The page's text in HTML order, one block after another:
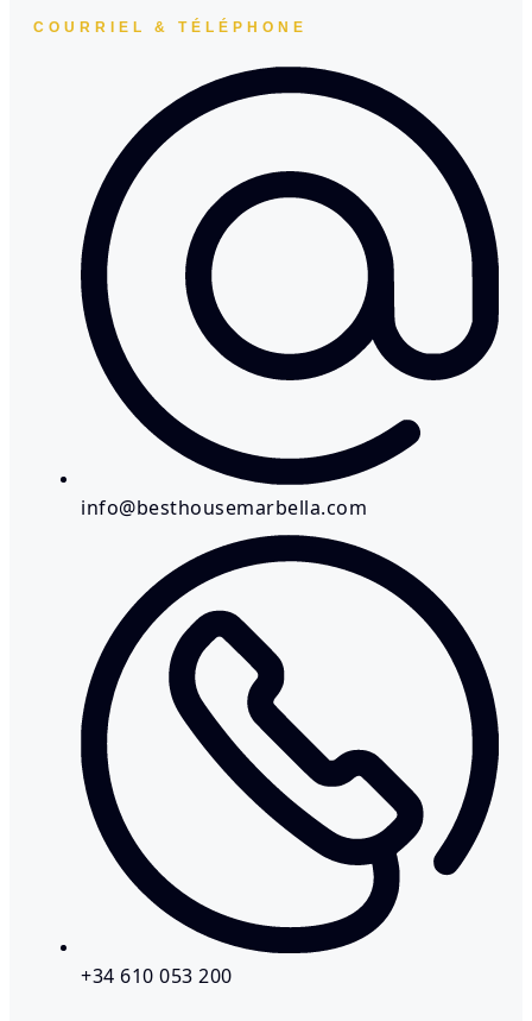
COURRIEL & TÉLÉPHONE
info@besthousemarbella.com
+34 610 053 200